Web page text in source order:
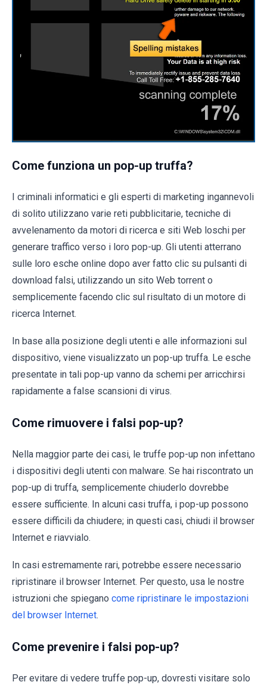
Come funziona un pop-up truffa?
I criminali informatici e gli esperti di marketing ingannevoli
di solito utilizzano varie reti pubblicitarie, tecniche di
avvelenamento da motori di ricerca e siti Web loschi per
generare traffico verso i loro pop-up. Gli utenti atterrano
sulle loro esche online dopo aver fatto clic su pulsanti di
download falsi, utilizzando un sito Web torrent o
semplicemente facendo clic sul risultato di un motore di
ricerca Internet.
In base alla posizione degli utenti e alle informazioni sul
dispositivo, viene visualizzato un pop-up truffa. Le esche
presentate in tali pop-up vanno da schemi per arricchirsi
rapidamente a false scansioni di virus.
Come rimuovere i falsi pop-up?
Nella maggior parte dei casi, le truffe pop-up non infettano
i dispositivi degli utenti con malware. Se hai riscontrato un
pop-up di truffa, semplicemente chiuderlo dovrebbe
essere sufficiente. In alcuni casi truffa, i pop-up possono
essere difficili da chiudere; in questi casi, chiudi il browser
Internet e riavvialo.
In casi estremamente rari, potrebbe essere necessario
ripristinare il browser Internet. Per questo, usa le nostre
istruzioni che spiegano come ripristinare le impostazioni
del browser Internet.
Come prevenire i falsi pop-up?
Per evitare di vedere truffe pop-up, dovresti visitare solo